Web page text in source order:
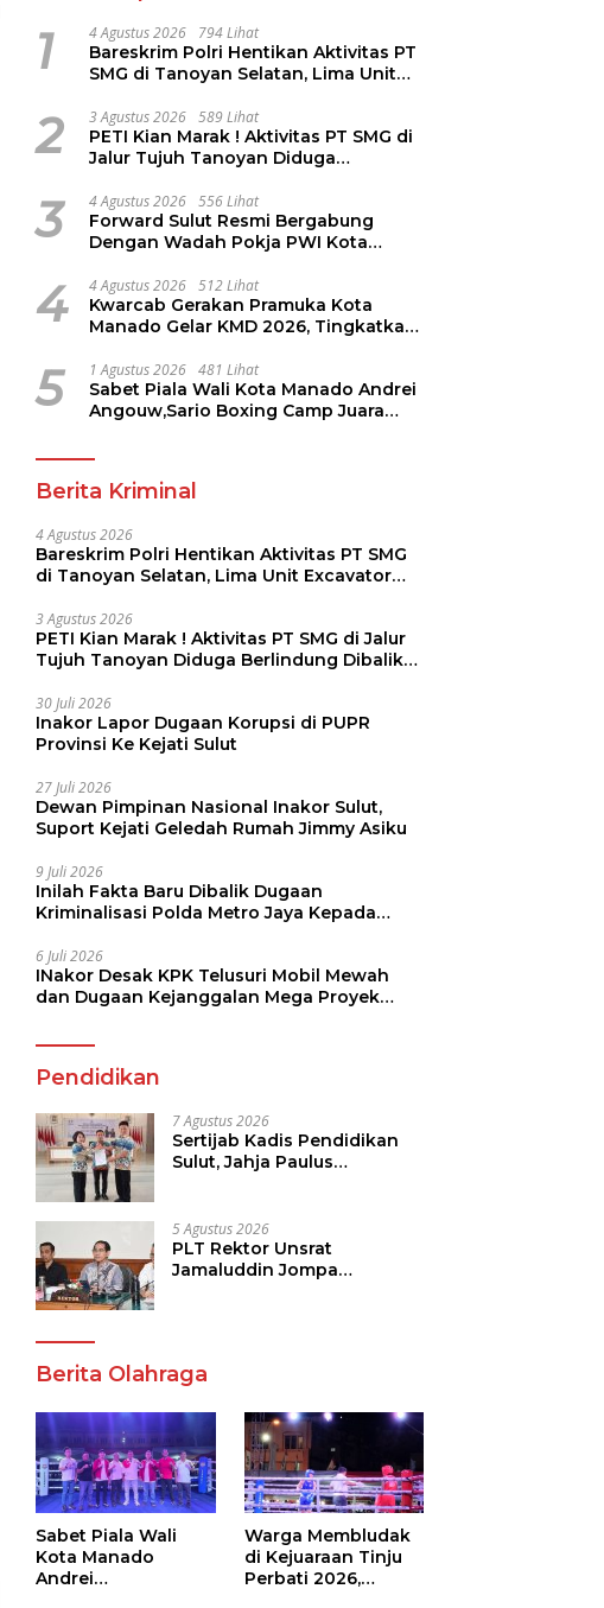
1 4 Agustus 2026 794 Lihat
Bareskrim Polri Hentikan Aktivitas PT
SMG di Tanoyan Selatan, Lima Unit
2 3 Agustus 2026 589 Lihat
PETI Kian Marak ! Aktivitas PT SMG di
Jalur Tujuh Tanoyan Diduga
3 4 Agustus 2026 556 Lihat
Forward Sulut Resmi Bergabung
Dengan Wadah Pokja PWI Kota
4 4 Agustus 2026 512 Lihat
Kwarcab Gerakan Pramuka Kota
Manado Gelar KMD 2026, Tingkatkan
Pramuka
5 1 Agustus 2026 481 Lihat
Sabet Piala Wali Kota Manado Andrei
Angouw,Sario Boxing Camp Juara
Berita Kriminal
4 Agustus 2026
Bareskrim Polri Hentikan Aktivitas PT SMG
di Tanoyan Selatan, Lima Unit Excavator
3 Agustus 2026
PETI Kian Marak ! Aktivitas PT SMG di Jalur
Tujuh Tanoyan Diduga Berlindung Dibalik
30 Juli 2026
Inakor Lapor Dugaan Korupsi di PUPR
Provinsi Ke Kejati Sulut
27 Juli 2026
Dewan Pimpinan Nasional Inakor Sulut,
Suport Kejati Geledah Rumah Jimmy Asiku
9 Juli 2026
Inilah Fakta Baru Dibalik Dugaan
Kriminalisasi Polda Metro Jaya Kepada
6 Juli 2026
INakor Desak KPK Telusuri Mobil Mewah
dan Dugaan Kejanggalan Mega Proyek
Pendidikan
7 Agustus 2026
Sertijab Kadis Pendidikan
Sulut, Jahja Paulus
Pendidikan
5 Agustus 2026
PLT Rektor Unsrat
Jamaluddin Jompa
Berita Olahraga
Sabet Piala Wali
Kota Manado
Andrei
Warga Membludak
di Kejuaraan Tinju
Perbati 2026,